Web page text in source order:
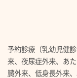
予約診療（乳幼児健
来、夜尿症外来、あ
臓外来、低身長外来